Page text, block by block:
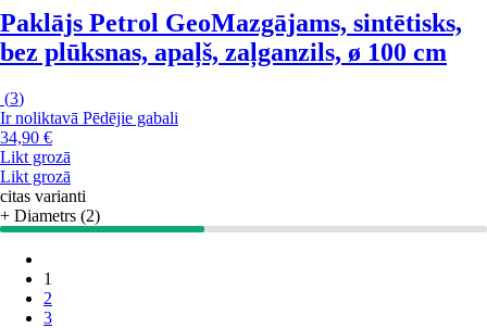
Paklājs Petrol GeoMazgājams, sintētisks,
bez plūksnas, apaļš, zaļganzils, ø 100 cm
(3)
Ir noliktavā Pēdējie gabali
34,90 €
Likt grozā
Likt grozā
citas varianti
+ Diametrs (2)
1
2
3